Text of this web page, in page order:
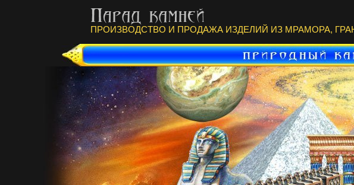
ПРОИЗВОДСТВО И ПРОДАЖА ИЗДЕЛИЙ ИЗ МРАМОРА,